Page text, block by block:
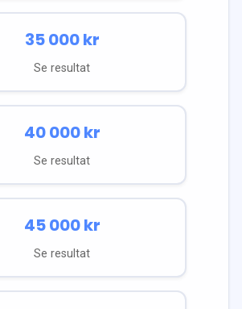
35 000kr
Se resultat
40 000kr
Se resultat
45 000kr
Se resultat